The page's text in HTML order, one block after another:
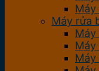
Máy
Máy rửa
Máy
Máy
Máy